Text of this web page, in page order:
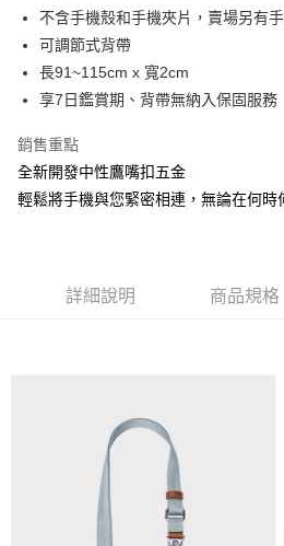
街口支付
悠遊付
Google Pay
大哥付你分期
相關說明
【大哥付你分期使用說明】
3.實際核准額度、可分期數及費用金額請依
1.分期款項不併入電信帳單，「大哥付你分
2.透過簡訊連結打開帳單後，可選擇「超商
帳／街口支付／iPASS MONEY」等通路繳費
【注意事項】
1.本服務係由「台灣大哥大股份有限公司」
用戶於交易時，得透過本服務購買商品或服
每筆NT$80，滿NT$1,500(含以上)免運
每筆NT$80，滿NT$1,500(含以上)免運
付款後萊爾富取貨
每筆NT$80，滿NT$1,500(含以上)免
不含手機殼和手機夾片，賣場另有
可調節式背帶
長91~115cm x 寬2cm
享7日鑑賞期、背帶無納入保固服務
銷售重點
全新開發中性鷹嘴扣五金
輕鬆將手機與您緊密相連，無論在何
詳細說明 商品規格